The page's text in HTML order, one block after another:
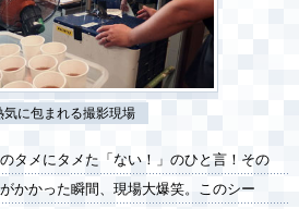
気に包まれる撮影現場
タメにタメた「ない！」のひと言！その
かかった瞬間、現場大爆笑。このシー